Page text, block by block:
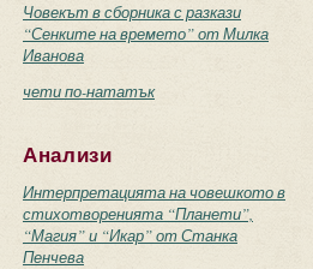
Човекът в сборника с разкази
“Сенките на времето” от Милка
Иванова
чети по-нататък
Анализи
Интерпретацията на човешкото в
стихотворенията “Планети”,
“Магия” и “Икар” от Станка
Пенчева